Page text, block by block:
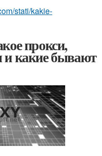
stati/kakie-
прокси,
и какие бывают